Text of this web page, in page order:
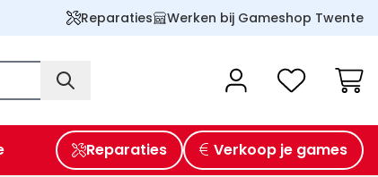
Reparaties Werken bij Gameshop Twente
Reparaties Verkoop je games